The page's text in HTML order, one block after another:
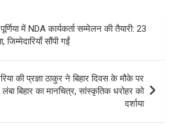
में NDA कार्यकर्ता सम्मेलन की तैयारी: 23
सौंपी गईं
की प्रज्ञा ठाकुर ने बिहार दिवस के मौके पर
बिहार का मानचित्र, सांस्कृतिक धरोहर को
दर्शाया